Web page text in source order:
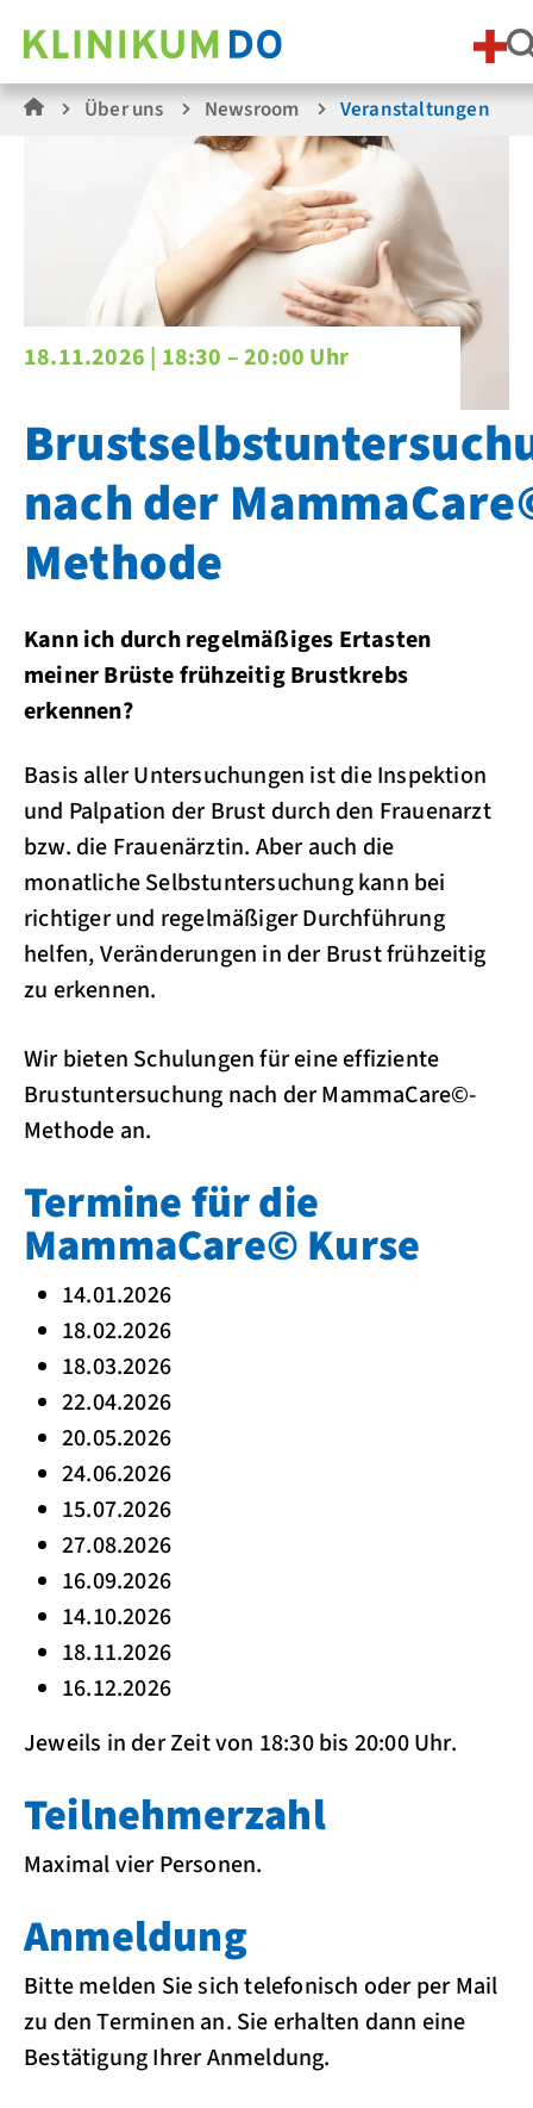
Über uns Newsroom Veranstaltungen
18.11.2026 | 18:30 – 20:00 Uhr
nach der
Methode
Kann ich durch regelmäßiges Ertasten
meiner Brüste frühzeitig Brustkrebs
erkennen?
Basis aller Untersuchungen ist die Inspektion
und Palpation der Brust durch den Frauenarzt
bzw. die Frauenärztin. Aber auch die
monatliche Selbstuntersuchung kann bei
richtiger und regelmäßiger Durchführung
helfen, Veränderungen in der Brust frühzeitig
zu erkennen.
Wir bieten Schulungen für eine effiziente
Brustuntersuchung nach der MammaCare©-
Methode an.
Termine für die
MammaCare© Kurse
14.01.2026
18.02.2026
18.03.2026
22.04.2026
20.05.2026
24.06.2026
15.07.2026
27.08.2026
16.09.2026
14.10.2026
18.11.2026
16.12.2026
Jeweils in der Zeit von 18:30 bis 20:00 Uhr.
Teilnehmerzahl
Maximal vier Personen.
Anmeldung
Bitte melden Sie sich telefonisch oder per Mail
zu den Terminen an. Sie erhalten dann eine
Bestätigung Ihrer Anmeldung.